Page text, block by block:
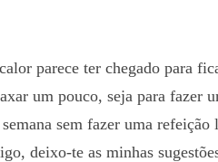
parece ter chegado para
um pouco, seja para fazer
semana sem fazer uma
deixo-te as minhas